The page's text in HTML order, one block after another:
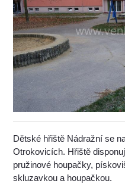
Dětské hřiště Nádražní se
Otrokovicích. Hřiště
pružinové houpačky,
skluzavkou a houpačkou.